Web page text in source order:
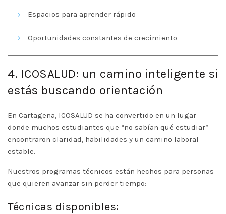
Espacios para aprender rápido
Oportunidades constantes de crecimiento
4. ICOSALUD: un camino inteligente si
estás buscando orientación
En Cartagena, ICOSALUD se ha convertido en un lugar
donde muchos estudiantes que “no sabían qué estudiar”
encontraron claridad, habilidades y un camino laboral
estable.
Nuestros programas técnicos están hechos para personas
que quieren avanzar sin perder tiempo:
Técnicas disponibles: